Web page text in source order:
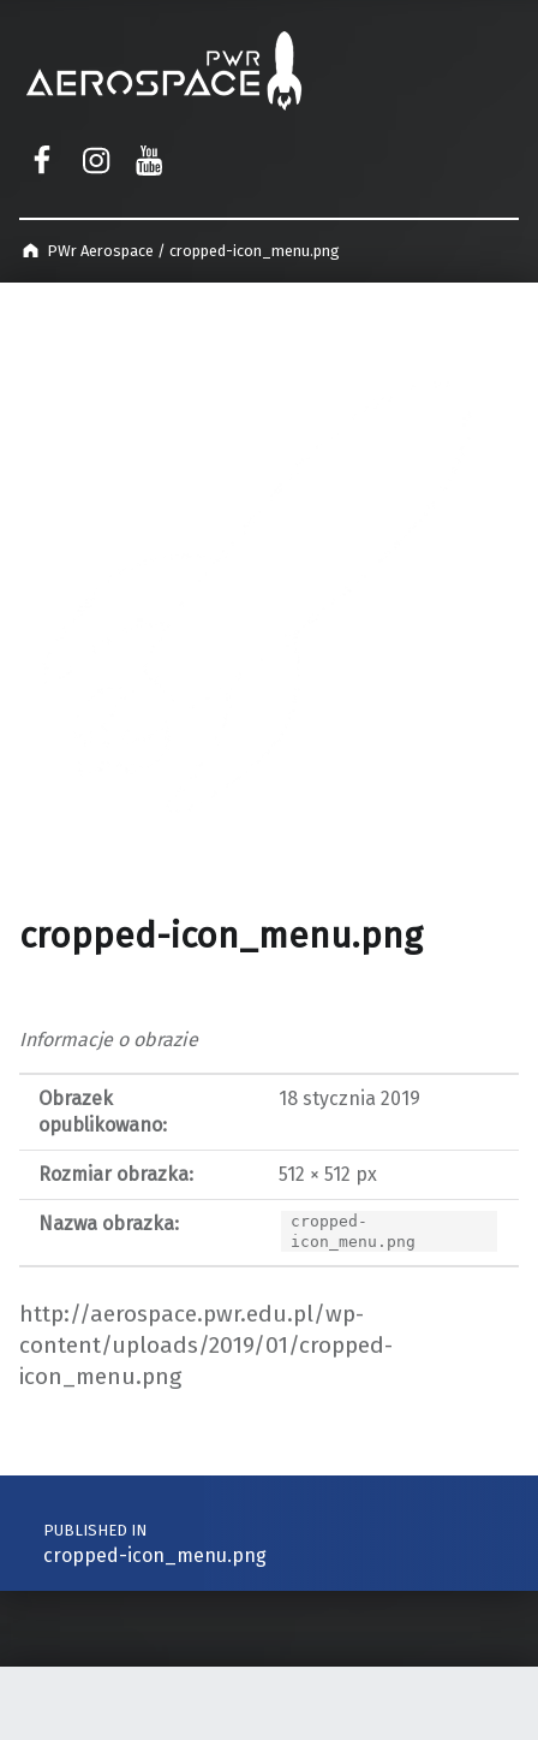
PWr Aerospace / cropped-icon_menu.png
cropped-icon_menu.png
Informacje o obrazie
Obrazek
opublikowano:
18 stycznia 2019
Rozmiar obrazka: 512 × 512 px
Nazwa obrazka:
cropped-
icon_menu.png
http://aerospace.pwr.edu.pl/wp-
content/uploads/2019/01/cropped-
icon_menu.png
Post navigation
PUBLISHED IN
cropped-icon_menu.png